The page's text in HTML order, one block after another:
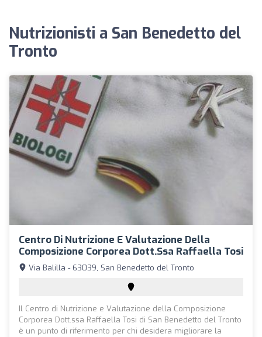
Nutrizionisti a San Benedetto del
Tronto
Centro Di Nutrizione E Valutazione Della
Composizione Corporea Dott.ssa Raffaella Tosi
Via Balilla - 63039, San Benedetto del Tronto
Il Centro di Nutrizione e Valutazione della Composizione
Corporea Dott.ssa Raffaella Tosi di San Benedetto del Tronto
è un punto di riferimento per chi desidera migliorare la